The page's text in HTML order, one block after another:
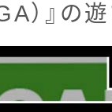
）』の